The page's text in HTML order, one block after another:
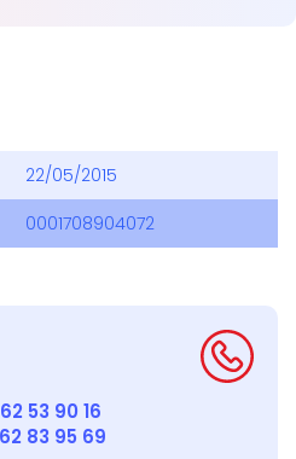
22/05/2015
0001708904072
53 90 16
83 95 69